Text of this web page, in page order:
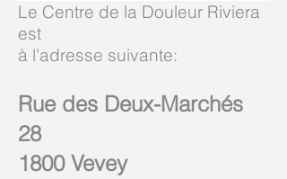
Le Centre de la Douleur Riviera
est
à l'adresse suivante:
Rue des Deux-Marchés
28
1800 Vevey